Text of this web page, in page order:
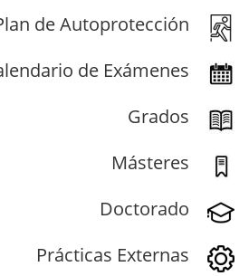
de Autoprotección
de Exámenes
Grados
Másteres
Doctorado
Prácticas Externas